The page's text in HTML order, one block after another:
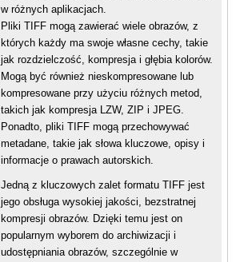
w różnych aplikacjach.
Pliki TIFF mogą zawierać wiele obrazów, z
których każdy ma swoje własne cechy, takie
jak rozdzielczość, kompresja i głębia kolorów.
Mogą być również nieskompresowane lub
kompresowane przy użyciu różnych metod,
takich jak kompresja LZW, ZIP i JPEG.
Ponadto, pliki TIFF mogą przechowywać
metadane, takie jak słowa kluczowe, opisy i
informacje o prawach autorskich.
Jedną z kluczowych zalet formatu TIFF jest
jego obsługa wysokiej jakości, bezstratnej
kompresji obrazów. Dzięki temu jest on
popularnym wyborem do archiwizacji i
udostępniania obrazów, szczególnie w